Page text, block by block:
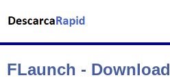
FLaunch - Download